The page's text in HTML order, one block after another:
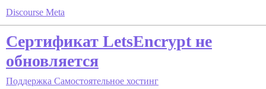
Discourse Meta
Сертификат LetsEncrypt не
обновляется
Поддержка Самостоятельное хостинг